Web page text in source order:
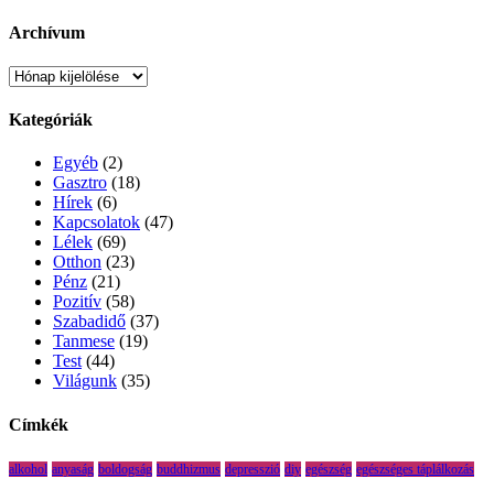
Archívum
Archívum
Kategóriák
Egyéb (2)
Gasztro (18)
Hírek (6)
Kapcsolatok (47)
Lélek (69)
Otthon (23)
Pénz (21)
Pozitív (58)
Szabadidő (37)
Tanmese (19)
Test (44)
Világunk (35)
Címkék
alkohol anyaság boldogság buddhizmus depresszió diy egészség egészséges táplálkozás